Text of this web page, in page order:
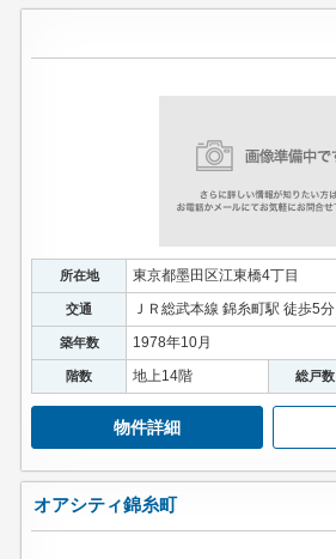
所在地 東京都墨田区江東橋4丁目
交通 ＪＲ総武本線 錦糸町駅 徒歩5分
築年数 1978年10月
階数 地上14階 総戸数
物件詳細
オアシティ錦糸町